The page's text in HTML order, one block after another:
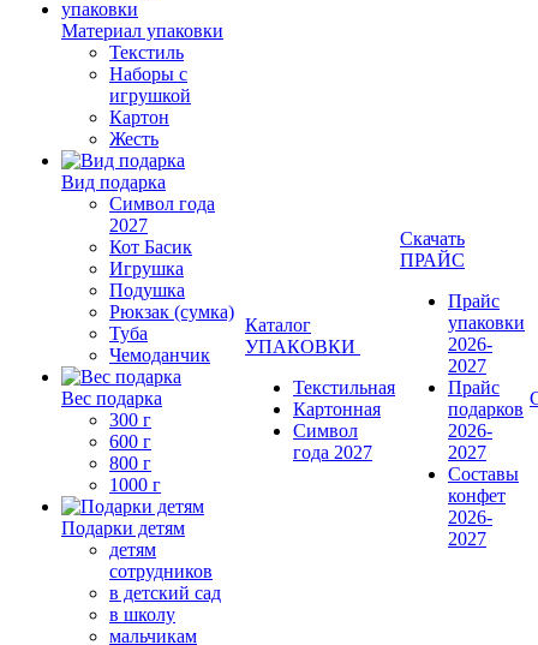
Материал упаковки
Текстиль
Наборы с
игрушкой
Картон
Жесть
Вид подарка
Символ года
2027
Кот Басик
Игрушка
Подушка
Рюкзак (сумка)
Туба
Чемоданчик
Вес подарка
300 г
600 г
800 г
1000 г
Подарки детям
детям
сотрудников
в детский сад
в школу
мальчикам
Каталог
УПАКОВКИ
Текстильная
Картонная
Символ
года 2027
Скачать
ПРАЙС
Прайс
упаковки
2026-
2027
Прайс
подарков
2026-
2027
Составы
конфет
2026-
2027